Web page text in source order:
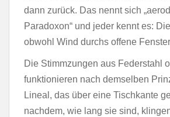
dann zurück. Das nennt sich
Paradoxon“ und jeder kennt es:
obwohl Wind durchs offene
Die Stimmzungen aus Federstahl
funktionieren nach demselben
Lineal, das über eine Tischkante
nachdem, wie lang sie sind,